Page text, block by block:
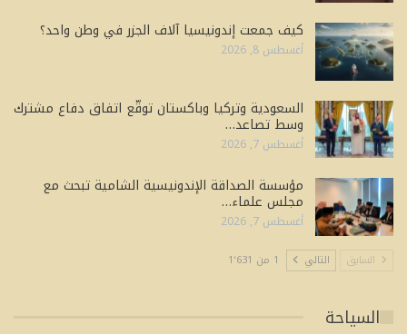
كيف جمعت إندونيسيا آلاف الجزر في وطن واحد؟
أغسطس 8, 2026
السعودية وتركيا وباكستان توقّع اتفاق دفاع مشترك
وسط تصاعد…
أغسطس 7, 2026
مؤسسة الصداقة الإندونيسية الشامية تبحث مع
مجلس علماء…
أغسطس 7, 2026
السابق التالي 1 من 1٬631
السياحة